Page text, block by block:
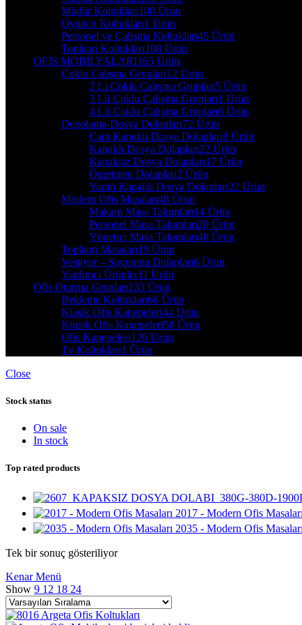
Müdür Koltukları108 Ürün
Oyuncu Koltukları1 Ürün
Personel ve Çalışma Koltukları45 Ürün
Toplantı Koltukları108 Ürün
OFİS MOBİLYALARI165 Ürün
Çoklu Çalışma Grupları12 Ürün
2 Li Çoklu Çalışma Grupları5 Ürün
3 Lü Çoklu Çalışma Grupları1 Ürün
4 Lü Çoklu Çalışma Grupları6 Ürün
Depolama-Dosya Dolapları72 Ürün
Cam Kapaklı Dosya Dolapları8 Ürün
Kapaklı Dosya Dolapları22 Ürün
Kapaksız Dosya Dolapları17 Ürün
Ögretmen Dolapları2 Ürün
Yarım Kapaklı Dosya Dolapları22 Ürün
Modern Ofis Masaları48 Ürün
Makam Masa Takımları14 Ürün
Personel Masa Takımları20 Ürün
Yönetici Masa Takımları48 Ürün
Toplantı Masaları19 Ürün
Vestiyer – Soyunma Dolapları6 Ürün
Yardımcı Ürünler11 Ürün
Ofis Oturma Grupları133 Ürün
Bekleme Koltukları66 Ürün
Klasik Ofis Kanepeleri44 Ürün
Küçük Ofis Kanepeleri58 Ürün
Ofis Kanepeleri126 Ürün
Tv Koltukları1 Ürün
Close
Stock status
On sale
In stock
Top rated products
2017 - Modern Ofis Masaları
2035 - Modern Ofis Masaları
Tek bir sonuç gösteriliyor
Kenar Menü
Show 9 12 18 24